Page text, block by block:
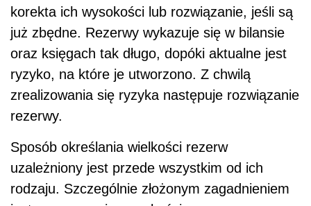
korekta ich wysokości lub rozwiązanie, jeśli są
już zbędne. Rezerwy wykazuje się w bilansie
oraz księgach tak długo, dopóki aktualne jest
ryzyko, na które je utworzono. Z chwilą
zrealizowania się ryzyka następuje rozwiązanie
rezerwy.
Sposób określania wielkości rezerw
uzależniony jest przede wszystkim od ich
rodzaju. Szczególnie złożonym zagadnieniem